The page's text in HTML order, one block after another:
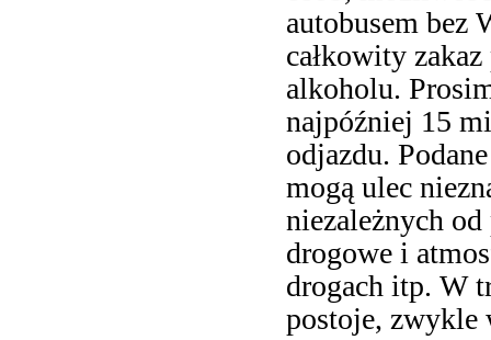
autobusem bez
całkowity
alkoholu.
najpóźniej 15
odjazdu.
mogą ulec
niezależnych
drogowe i
drogach itp. W
postoje, zwykle